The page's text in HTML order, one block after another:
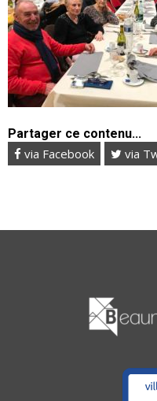
Partager ce contenu...
via Facebook via